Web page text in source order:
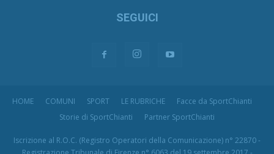
SEGUICI
HOME COMUNI SPORT LE RUBRICHE
Facce da SportChianti
Storie di SportChianti
Partner SportChianti
Iscrizione al R.O.C. (Registro Operatori della Comunicazione) n° 22870 -